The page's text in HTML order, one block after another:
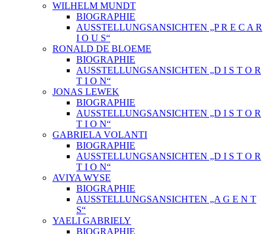
WILHELM MUNDT
BIOGRAPHIE
AUSSTELLUNGSANSICHTEN „P R E C A R
I O U S“
RONALD DE BLOEME
BIOGRAPHIE
AUSSTELLUNGSANSICHTEN „D I S T O R
T I O N“
JONAS LEWEK
BIOGRAPHIE
AUSSTELLUNGSANSICHTEN „D I S T O R
T I O N“
GABRIELA VOLANTI
BIOGRAPHIE
AUSSTELLUNGSANSICHTEN „D I S T O R
T I O N“
AVIYA WYSE
BIOGRAPHIE
AUSSTELLUNGSANSICHTEN „A G E N T
S“
YAELI GABRIELY
BIOGRAPHIE